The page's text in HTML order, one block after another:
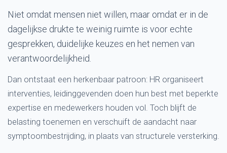
Niet omdat mensen niet willen, maar omdat er in de
dagelijkse drukte te weinig ruimte is voor echte
gesprekken, duidelijke keuzes en het nemen van
verantwoordelijkheid.
Dan ontstaat een herkenbaar patroon: HR organiseert
interventies, leidinggevenden doen hun best met beperkte
expertise en medewerkers houden vol. Toch blijft de
belasting toenemen en verschuift de aandacht naar
symptoombestrijding, in plaats van structurele versterking.